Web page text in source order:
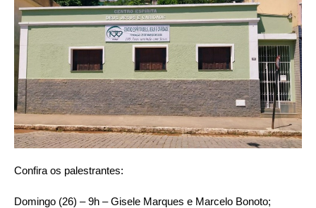
Confira os palestrantes:
Domingo (26) – 9h – Gisele Marques e Marcelo Bonoto;